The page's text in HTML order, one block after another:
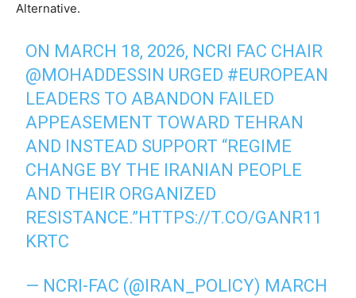
Alternative.
ON MARCH 18, 2026, NCRI FAC CHAIR
@MOHADDESSIN URGED #EUROPEAN
LEADERS TO ABANDON FAILED
APPEASEMENT TOWARD TEHRAN
AND INSTEAD SUPPORT “REGIME
CHANGE BY THE IRANIAN PEOPLE
AND THEIR ORGANIZED
RESISTANCE.”HTTPS://T.CO/GANR11
KRTC
— NCRI-FAC (@IRAN_POLICY) MARCH